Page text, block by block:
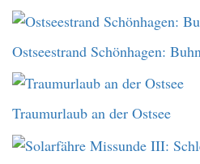
Ostseestrand Schönhagen:
Traumurlaub an der Ostsee